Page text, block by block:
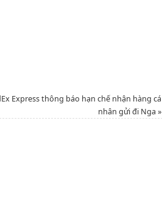
Express thông báo hạn chế nhận hàng cá
nhân gửi đi Nga»